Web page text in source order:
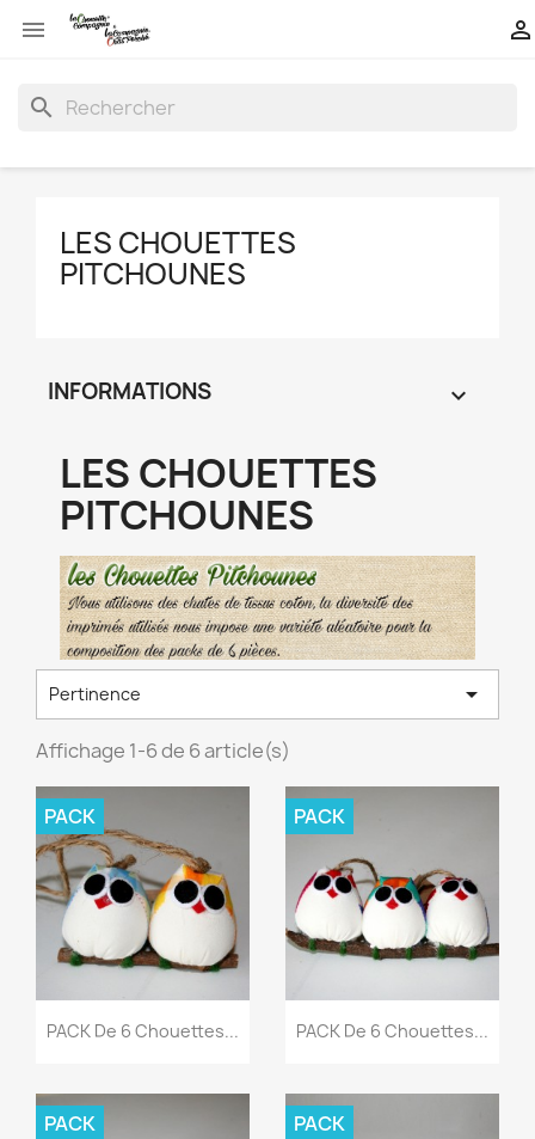
 
search
LES CHOUETTES
PITCHOUNES
INFORMATIONS 
LES CHOUETTES
PITCHOUNES
Pertinence 
Affichage 1-6 de 6 article(s)
PACK De 6 Chouettes...
PACK
PACK De 6 Chouettes...
PACK
PACK PACK